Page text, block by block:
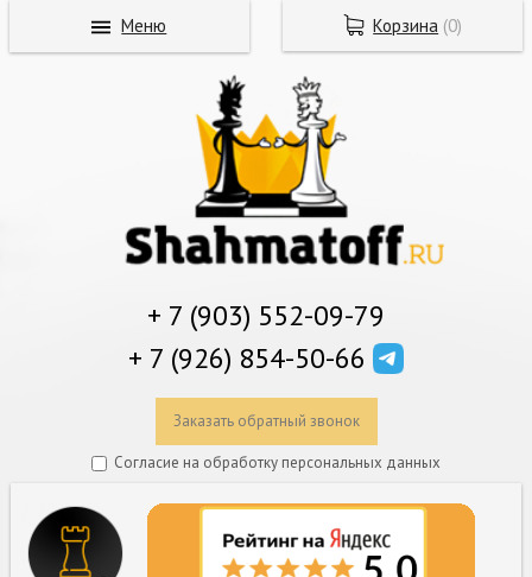
+ 7 (903) 552-09-79
+ 7 (926) 854-50-66
Заказать обратный звонок
Согласие на обработку персональных данных
Корзина (0)
Меню